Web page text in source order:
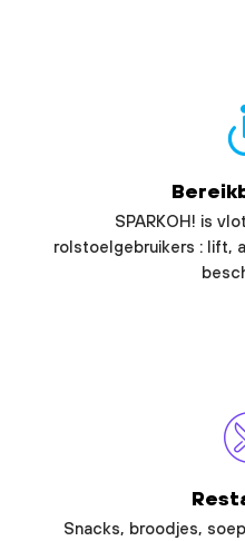
SPARKOH! is
rolstoelgebruikers : lift,
Snacks, broodjes,